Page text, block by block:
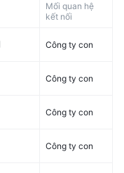
Mối quan hệ
kết nối
Công ty con
Công ty con
Công ty con
Công ty con